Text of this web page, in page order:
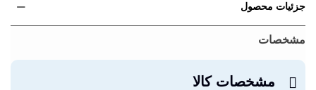
جزئیات محصول
مشخصات
مشخصات کالا